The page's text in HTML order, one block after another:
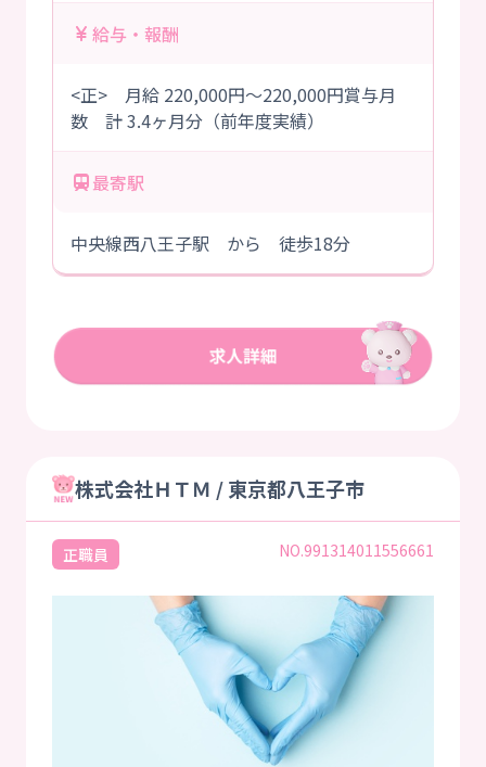
給与・報酬
<正> 月給 220,000円～220,000円賞与月
数 計 3.4ヶ月分（前年度実績）
最寄駅
中央線西八王子駅 から 徒歩18分
株式会社ＨＴＭ / 東京都八王子市
正職員 NO.991314011556661